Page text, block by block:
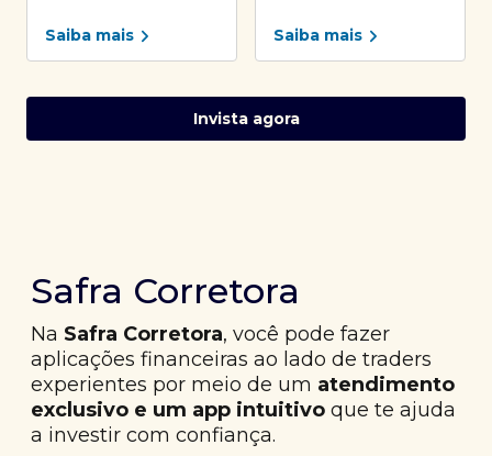
Saiba mais Saiba mais
Invista agora
Safra Corretora
Na Safra Corretora, você pode fazer
aplicações financeiras ao lado de traders
experientes por meio de um atendimento
exclusivo e um app intuitivo que te ajuda
a investir com confiança.